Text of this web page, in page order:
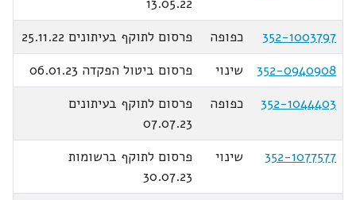
352-1003797
כפופה
פרסום לתוקף בעיתונים 25.11.22
352-0940908
שינוי
פרסום ביטול הפקדה 06.01.23
352-1044403
כפופה
פרסום לתוקף בעיתונים
07.07.23
352-1077577
שינוי
פרסום לתוקף ברשומות
30.07.23